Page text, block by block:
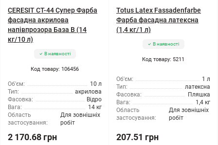
CERESIT CT-44 Супер Фарба
фасадна акрилова
напівпрозора База В (14
кг/10 л)
В наявності
Код товару: 106456
Об'єм:
10 л
Тип:
акрилова
Фасовка:
Відро
Вага:
14 кг
Область
застосування:
Для зовнішніх
робіт
2 170.68 грн
Totus Latex Fassadenfarbe
Фарба фасадна латексна
(1,4 кг/1 л)
В наявності
Код товару: 5211
Об'єм:
1 л
Тип:
латексна
Фасовка:
Пляшка
Вага:
1,4 кг
Область
застосування:
Для зовнішніх
робіт
207.51 грн